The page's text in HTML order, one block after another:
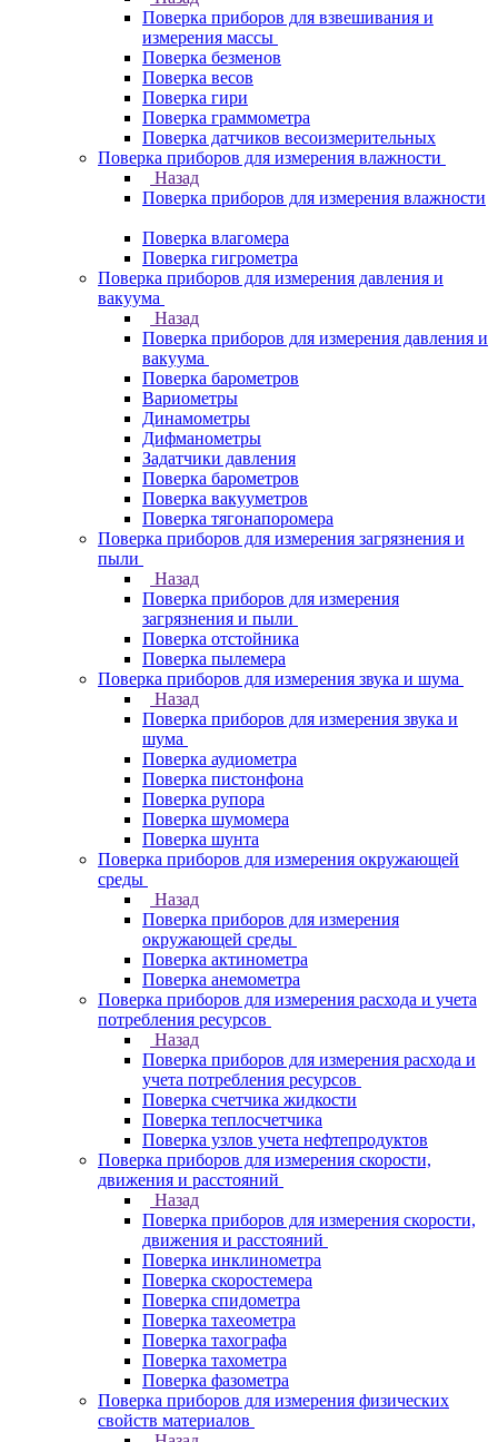
Поверка приборов для взвешивания и
измерения массы
Поверка безменов
Поверка весов
Поверка гири
Поверка граммометра
Поверка датчиков весоизмерительных
Поверка приборов для измерения влажности
Назад
Поверка приборов для измерения влажности
Поверка влагомера
Поверка гигрометра
Поверка приборов для измерения давления и
вакуума
Назад
Поверка приборов для измерения давления и
вакуума
Поверка барометров
Вариометры
Динамометры
Дифманометры
Задатчики давления
Поверка барометров
Поверка вакууметров
Поверка тягонапоромера
Поверка приборов для измерения загрязнения и
пыли
Назад
Поверка приборов для измерения
загрязнения и пыли
Поверка отстойника
Поверка пылемера
Поверка приборов для измерения звука и шума
Назад
Поверка приборов для измерения звука и
шума
Поверка аудиометра
Поверка пистонфона
Поверка рупора
Поверка шумомера
Поверка шунта
Поверка приборов для измерения окружающей
среды
Назад
Поверка приборов для измерения
окружающей среды
Поверка актинометра
Поверка анемометра
Поверка приборов для измерения расхода и учета
потребления ресурсов
Назад
Поверка приборов для измерения расхода и
учета потребления ресурсов
Поверка счетчика жидкости
Поверка теплосчетчика
Поверка узлов учета нефтепродуктов
Поверка приборов для измерения скорости,
движения и расстояний
Назад
Поверка приборов для измерения скорости,
движения и расстояний
Поверка инклинометра
Поверка скоростемера
Поверка спидометра
Поверка тахеометра
Поверка тахографа
Поверка тахометра
Поверка фазометра
Поверка приборов для измерения физических
свойств материалов